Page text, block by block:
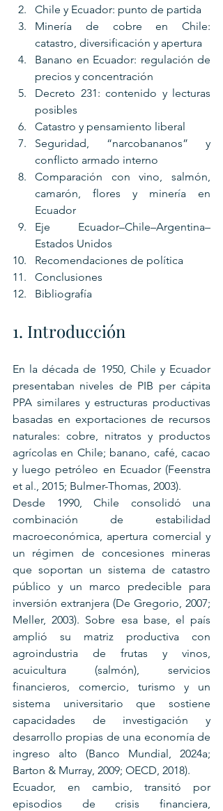
Chile y Ecuador: punto de partida
Minería de cobre en Chile:
catastro, diversificación y apertura
Banano en Ecuador: regulación de
precios y concentración
Decreto 231: contenido y lecturas
posibles
Catastro y pensamiento liberal
Seguridad, “narcobananos” y
conflicto armado interno
Comparación con vino, salmón,
camarón, flores y minería en
Ecuador
Eje Ecuador–Chile–Argentina–
Estados Unidos
Recomendaciones de política
Conclusiones
Bibliografía
1. Introducción
En la década de 1950, Chile y Ecuador
presentaban niveles de PIB per cápita
PPA similares y estructuras productivas
basadas en exportaciones de recursos
naturales: cobre, nitratos y productos
agrícolas en Chile; banano, café, cacao
y luego petróleo en Ecuador (Feenstra
et al., 2015; Bulmer-Thomas, 2003).
Desde 1990, Chile consolidó una
combinación de estabilidad
macroeconómica, apertura comercial y
un régimen de concesiones mineras
que soportan un sistema de catastro
público y un marco predecible para
inversión extranjera (De Gregorio, 2007;
Meller, 2003). Sobre esa base, el país
amplió su matriz productiva con
agroindustria de frutas y vinos,
acuicultura (salmón), servicios
financieros, comercio, turismo y un
sistema universitario que sostiene
capacidades de investigación y
desarrollo propias de una economía de
ingreso alto (Banco Mundial, 2024a;
Barton & Murray, 2009; OECD, 2018).
Ecuador, en cambio, transitó por
episodios de crisis financiera,